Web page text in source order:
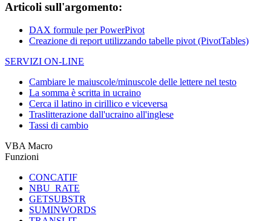
Articoli sull'argomento:
DAX formule per PowerPivot
Creazione di report utilizzando tabelle pivot (PivotTables)
SERVIZI ON-LINE
Cambiare le maiuscole/minuscole delle lettere nel testo
La somma è scritta in ucraino
Cerca il latino in cirillico e viceversa
Traslitterazione dall'ucraino all'inglese
Tassi di cambio
VBA Macro
Funzioni
CONCATIF
NBU_RATE
GETSUBSTR
SUMINWORDS